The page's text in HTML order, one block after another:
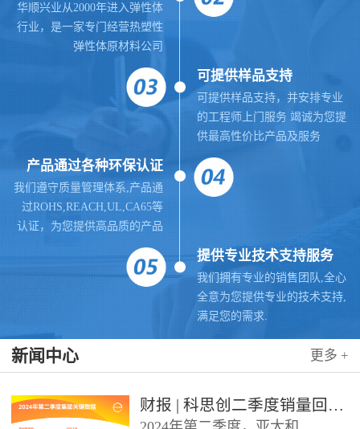
华顺兴业从2000年进入弹性体
行业，是一家专门经营热塑性
弹性体原材料公司
可提供样品支持
可提供样品支持，并安排专业
的工程师上门服务 竭诚为您提
供最高性价比产品及服务
产品通过各种环保认证
我们遵守质量管理体系,产品通
过ROHS,REACH,UL,CA65等
认证，为您提供高品质的产品
提供专业技术支持服务
我们拥有专业的销售团队,全心
全意为您提供专业的技术支持,
满足您的需求.
新闻中心 更多 +
财报 | 科思创二季度销量回升，稳步推进转型